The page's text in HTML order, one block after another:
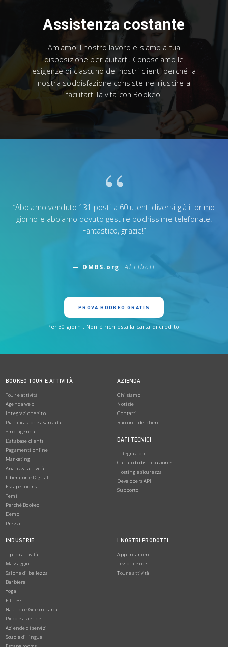
Assistenza costante
Amiamo il nostro lavoro e siamo a tua
disposizione per aiutarti. Conosciamo le
esigenze di ciascuno dei nostri clienti perché la
nostra soddisfazione consiste nel riuscire a
facilitarti la vita con Bookeo.
“
“Abbiamo venduto 131 posti a 60 utenti diversi già il primo
giorno e abbiamo dovuto gestire pochissime telefonate.
Fantastico, grazie!”
— DMBS.org , Al Elliott
PROVA BOOKEO GRATIS
Per 30 giorni. Non è richiesta la carta di credito.
BOOKEO TOUR E ATTIVITÀ
Tour e attività
Agenda web
Integrazione sito
Pianificazione avanzata
Sinc. agenda
Database clienti
Pagamenti online
Marketing
Analizza attività
Liberatorie Digitali
Escape rooms
Temi
Perché Bookeo
Demo
Prezzi
AZIENDA
Chi siamo
Notizie
Contatti
Racconti dei clienti
DATI TECNICI
Integrazioni
Canali di distribuzione
Hosting e sicurezza
Developers API
Supporto
INDUSTRIE
Tipi di attività
Massaggio
Salone di bellezza
Barbiere
Yoga
Fitness
Nautica e Gite in barca
Piccole aziende
Aziende di servizi
Scuole di lingue
I NOSTRI PRODOTTI
Appuntamenti
Lezioni e corsi
Tour e attività